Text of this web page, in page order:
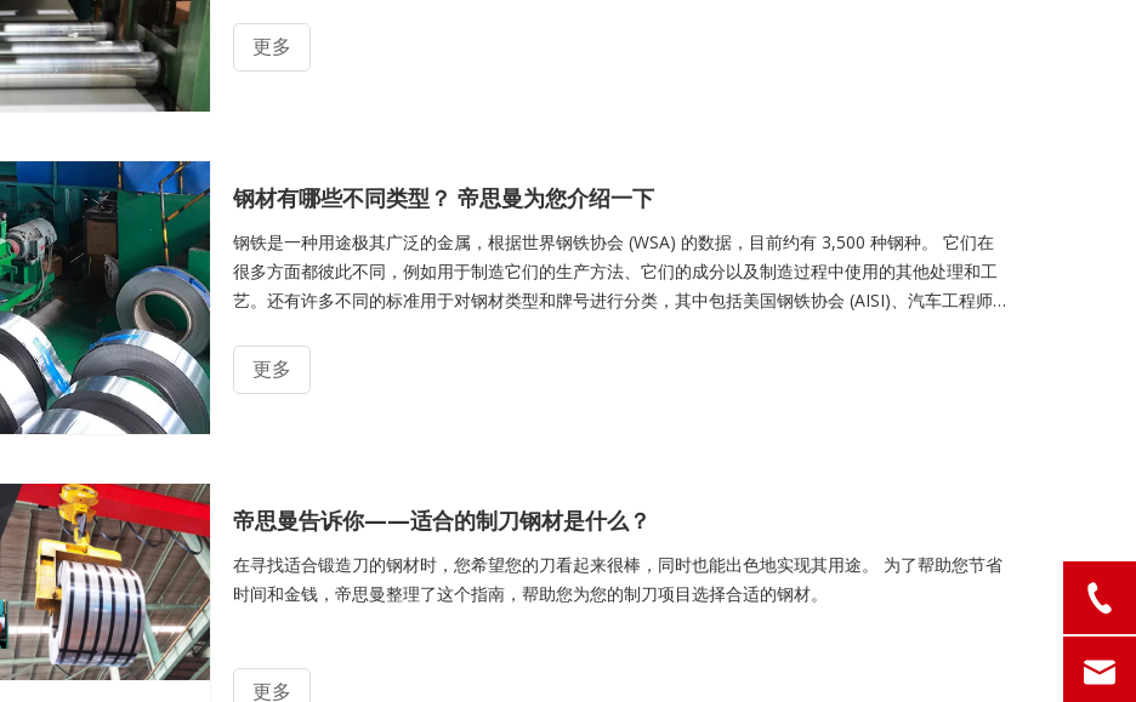
艺称为热轧工艺（通常温度超过 1700° F），该温度明显高于钢材的再结晶温度。热轧钢与冷轧钢工艺
对比当钢超过再结晶温度时，钢的成型和成形更加可行，并且可以生产更大尺寸的钢。在冷却过程中，
更多
钢材有哪些不同类型？ 帝思曼为您介绍一下
钢铁是一种用途极其广泛的金属，根据世界钢铁协会 (WSA) 的数据，目前约有 3,500 种钢种。 它们在
很多方面都彼此不同，例如用于制造它们的生产方法、它们的成分以及制造过程中使用的其他处理和工
艺。还有许多不同的标准用于对钢材类型和牌号进行分类，其中包括美国钢铁协会 (AISI)、汽车工程师协
不同类型的钢。 可供消费者使用的钢材有时根据其制造工艺进一步分类。
更多
帝思曼告诉你——适合的制刀钢材是什么？
在寻找适合锻造刀的钢材时，您希望您的刀看起来很棒，同时也能出色地实现其用途。 为了帮助您节省
时间和金钱，帝思曼整理了这个指南，帮助您为您的制刀项目选择合适的钢材。
更多